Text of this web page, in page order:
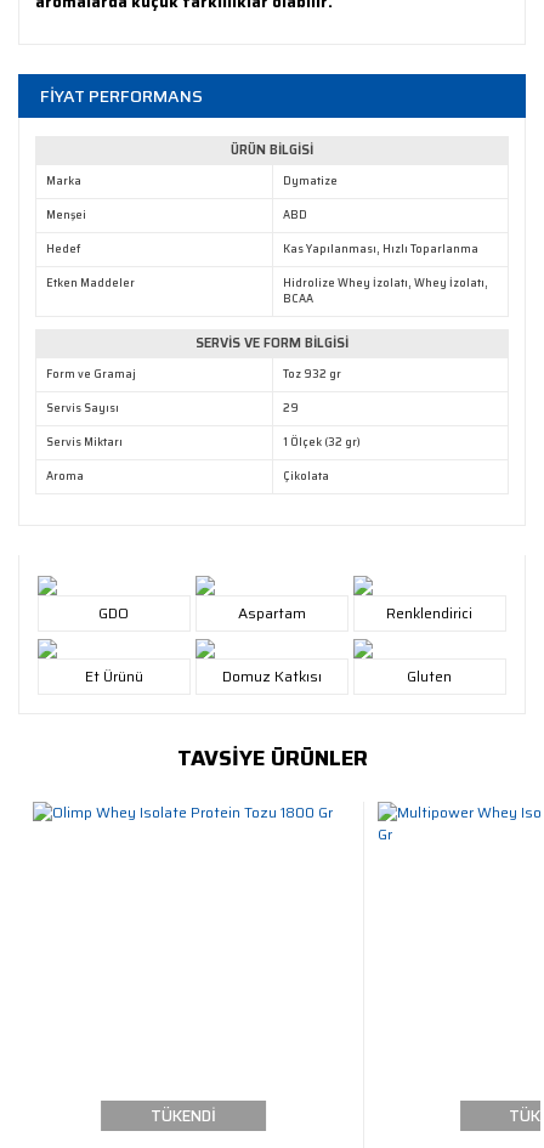
Gönder
FİYAT PERFORMANS
ÜRÜN BİLGİSİ
Marka
Dymatize
Menşei
ABD
Hedef
Kas Yapılanması, Hızlı Toparlanma
Etken Maddeler
Hidrolize Whey İzolatı, Whey İzolatı,
BCAA
SERVİS VE FORM BİLGİSİ
Form ve Gramaj
Toz 932 gr
Servis Sayısı
29
Servis Miktarı
1 Ölçek (32 gr)
Aroma
Çikolata
GDO Aspartam Renklendirici
Et Ürünü Domuz Katkısı Gluten
TAVSİYE ÜRÜNLER
TÜKENDİ